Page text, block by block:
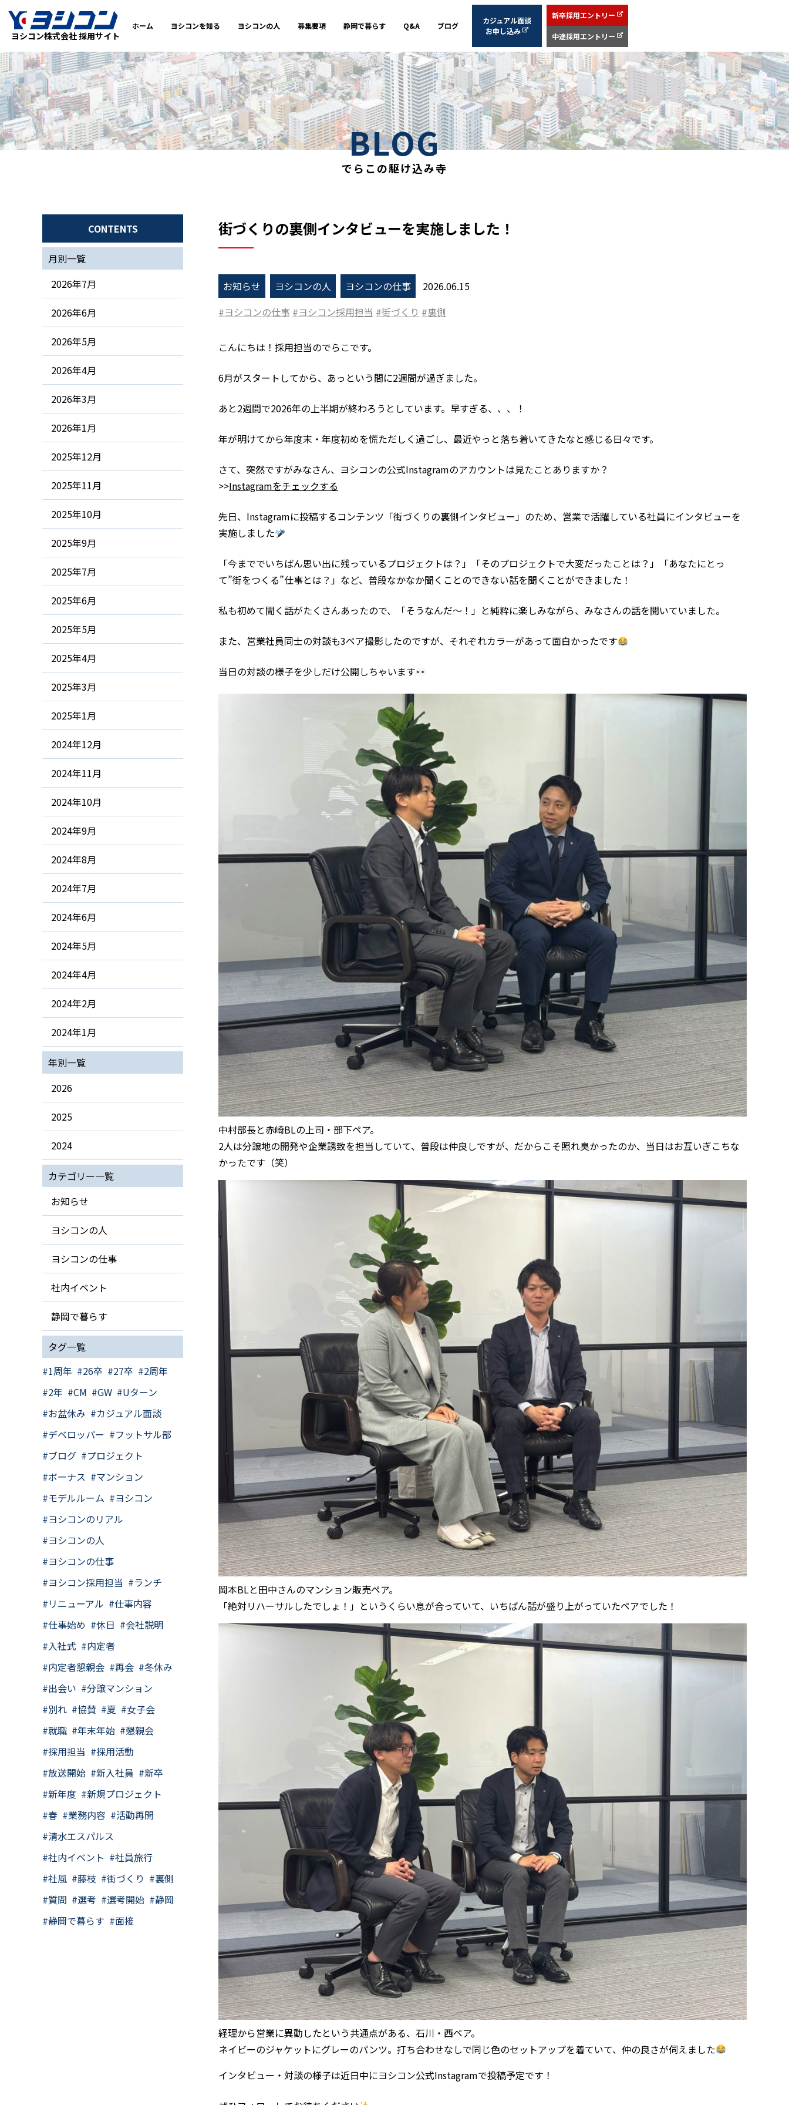
ヨシコン株式会社 採用サイト
ホーム ヨシコンを知る ヨシコンの人 募集要項 静岡で暮らす Q&A ブログ
カジュアル面談
お申し込み
新卒採用エントリー
中途採用エントリー
BLOG
でらこの駆け込み寺
街づくりの裏側インタビューを実施しました！
お知らせ ヨシコンの人 ヨシコンの仕事
2026.06.15
ヨシコンの仕事
ヨシコン採用担当 街づくり 裏側
こんにちは！採用担当のでらこです。
6月がスタートしてから、あっという間に2週間が過ぎました。
あと2週間で2026年の上半期が終わろうとしています。早すぎる、、、！
年が明けてから年度末・年度初めを慌ただしく過ごし、最近やっと落ち着いてきたなと感じる日々です。
さて、突然ですがみなさん、ヨシコンの公式Instagramのアカウントは見たことありますか？
>>Instagramをチェックする
先日、Instagramに投稿するコンテンツ「街づくりの裏側インタビュー」のため、営業で活躍している社員にインタビューを
実施しました
「今まででいちばん思い出に残っているプロジェクトは？」「そのプロジェクトで大変だったことは？」「あなたにとっ
て”街をつくる”仕事とは？」など、普段なかなか聞くことのできない話を聞くことができました！
私も初めて聞く話がたくさんあったので、「そうなんだ～！」と純粋に楽しみながら、みなさんの話を聞いていました。
また、営業社員同士の対談も3ペア撮影したのですが、それぞれカラーがあって面白かったです
当日の対談の様子を少しだけ公開しちゃいます
中村部長と赤崎BLの上司・部下ペア。
2人は分譲地の開発や企業誘致を担当していて、普段は仲良しですが、だからこそ照れ臭かったのか、当日はお互いぎこちな
かったです（笑）
岡本BLと田中さんのマンション販売ペア。
「絶対リハーサルしたでしょ！」というくらい息が合っていて、いちばん話が盛り上がっていたペアでした！
経理から営業に異動したという共通点がある、石川・西ペア。
ネイビーのジャケットにグレーのパンツ。打ち合わせなしで同じ色のセットアップを着ていて、仲の良さが伺えました
インタビュー・対談の様子は近日中にヨシコン公式Instagramで投稿予定です！
CONTENTS
月別一覧
2026年7月
2026年6月
2026年5月
2026年4月
2026年3月
2026年1月
2025年12月
2025年11月
2025年10月
2025年9月
2025年7月
2025年6月
2025年5月
2025年4月
2025年3月
2025年1月
2024年12月
2024年11月
2024年10月
2024年9月
2024年8月
2024年7月
2024年6月
2024年5月
2024年4月
2024年2月
2024年1月
年別一覧
2026
2025
2024
カテゴリー一覧
お知らせ
ヨシコンの人
ヨシコンの仕事
社内イベント
静岡で暮らす
タグ一覧
1周年
26卒 27卒
2周年
2年
CM GW
Uターン
お盆休み
カジュアル面談
デベロッパー
フットサル部
ブログ
プロジェクト
ボーナス
マンション
モデルルーム
ヨシコン
ヨシコンのリアル
ヨシコンの人
ヨシコンの仕事
ヨシコン採用担当
ランチ
リニューアル
仕事内容
仕事始め
休日
会社説明
入社式
内定者
内定者懇親会
再会
冬休み
出会い
分譲マンション
別れ
協賛 夏
女子会
就職
年末年始
懇親会
採用担当
採用活動
放送開始
新入社員
新卒
新年度
新規プロジェクト
春
業務内容
活動再開
清水エスパルス
社内イベント
社員旅行
社風
藤枝 街づくり
裏側
質問
選考 選考開始
静岡
静岡で暮らす
面接